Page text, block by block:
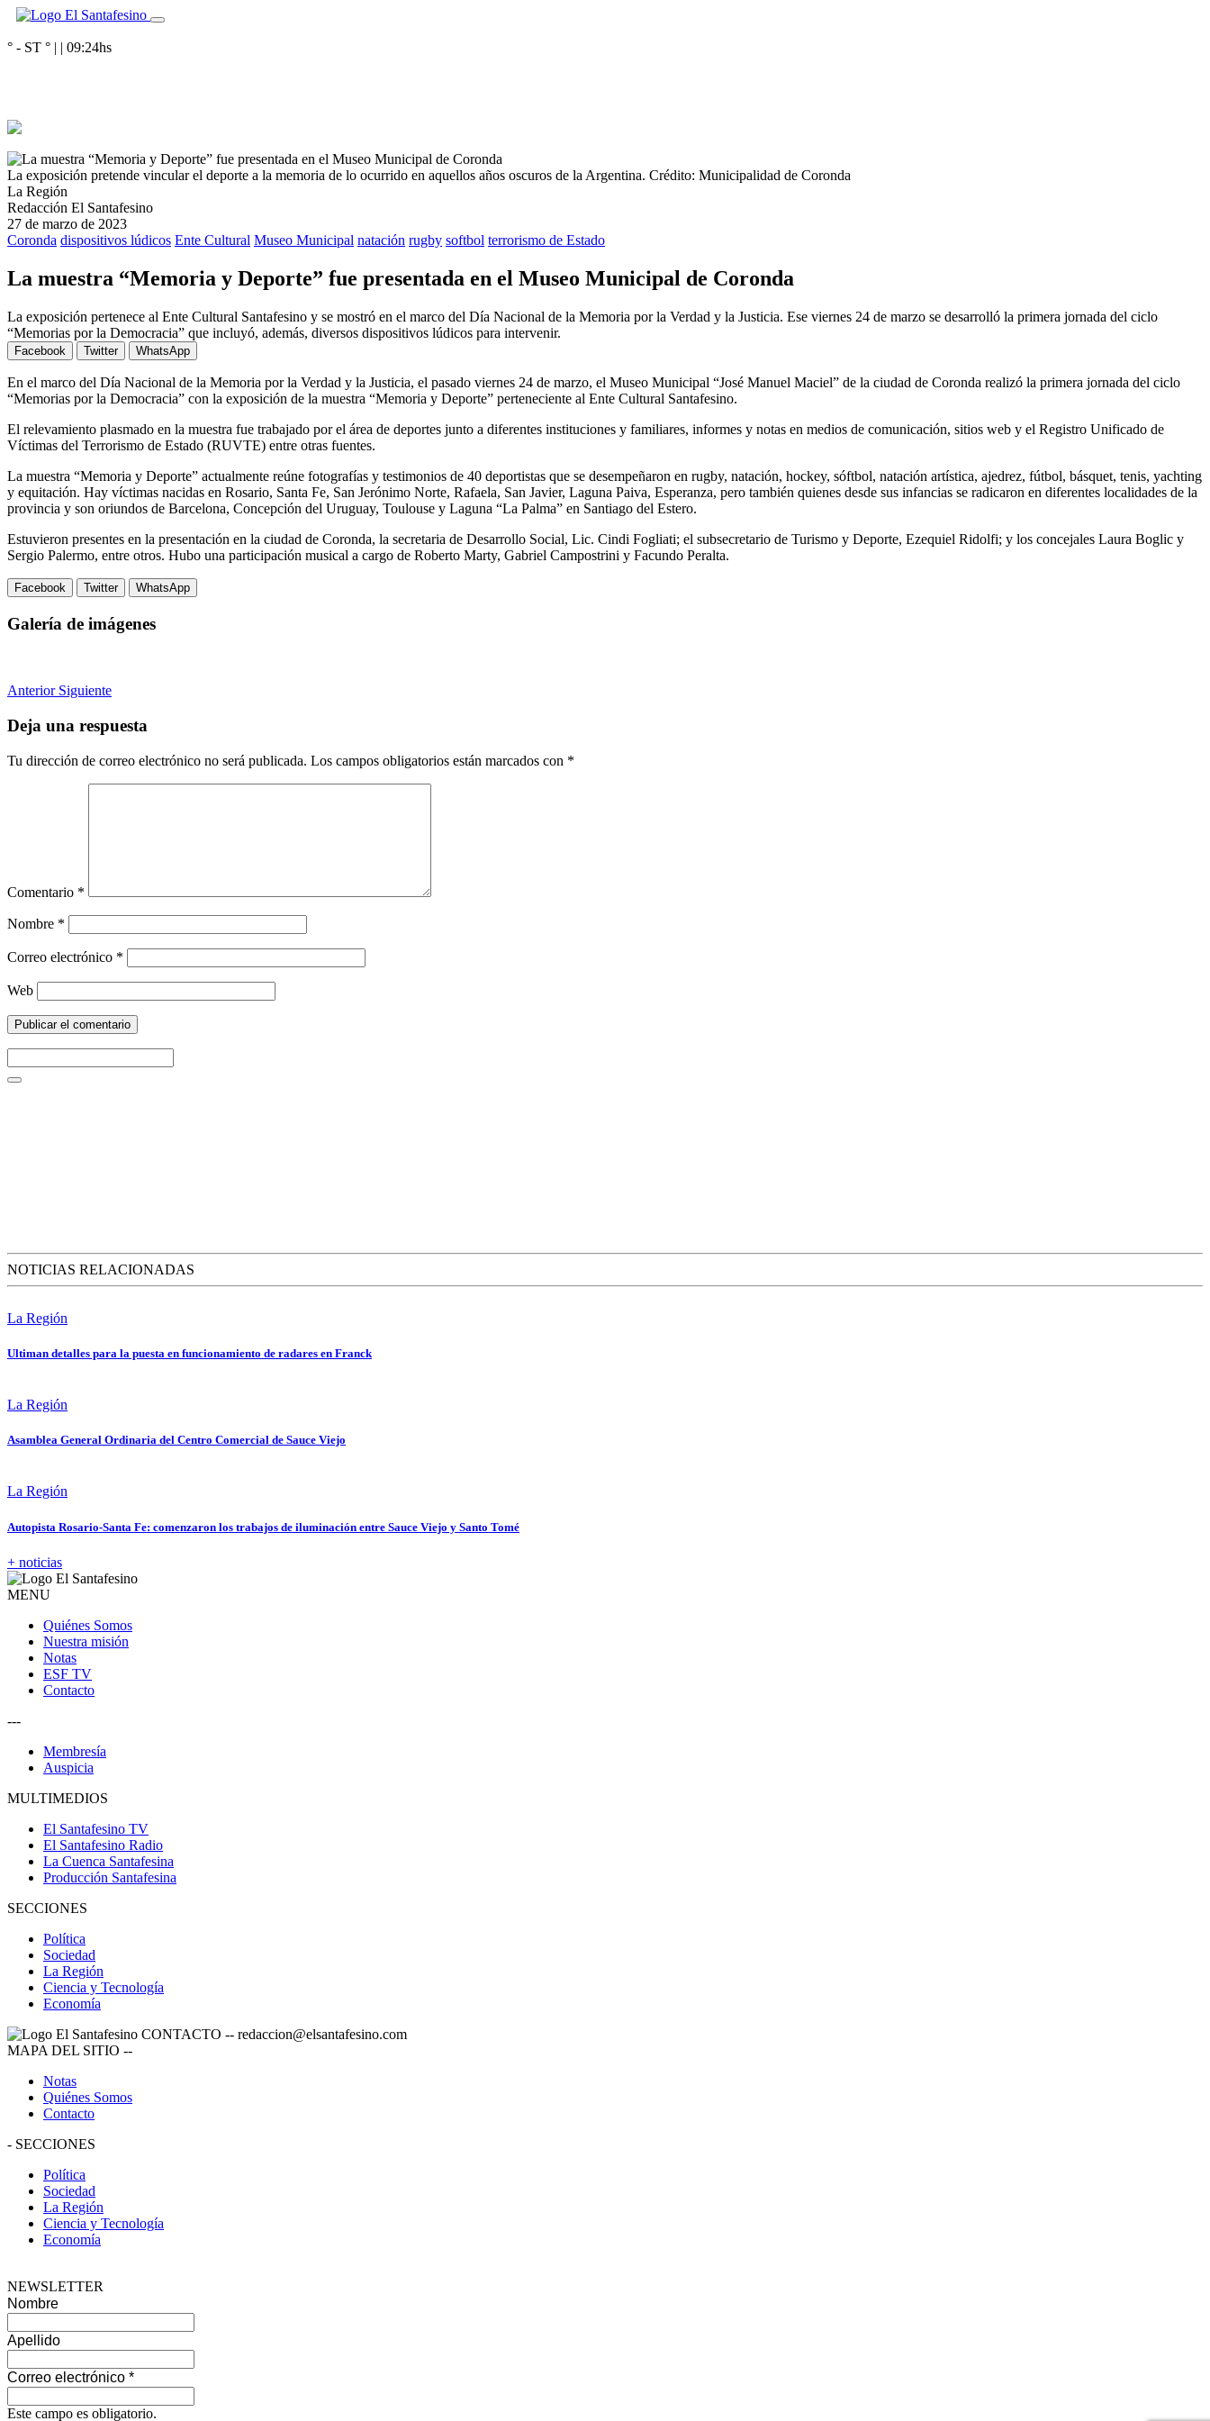
° - ST ° | | 09:24hs
La exposición pretende vincular el deporte a la memoria de lo ocurrido en aquellos años oscuros de la Argentina. Crédito: Municipalidad de Coronda
La Región
Redacción El Santafesino
27 de marzo de 2023
Coronda dispositivos lúdicos Ente Cultural Museo Municipal natación rugby softbol terrorismo de Estado
La muestra “Memoria y Deporte” fue presentada en el Museo Municipal de Coronda
La exposición pertenece al Ente Cultural Santafesino y se mostró en el marco del Día Nacional de la Memoria por la Verdad y la Justicia. Ese viernes 24 de marzo se desarrolló la primera jornada del ciclo
“Memorias por la Democracia” que incluyó, además, diversos dispositivos lúdicos para intervenir.
Facebook Twitter WhatsApp
En el marco del Día Nacional de la Memoria por la Verdad y la Justicia, el pasado viernes 24 de marzo, el Museo Municipal “José Manuel Maciel” de la ciudad de Coronda realizó la primera jornada del ciclo
“Memorias por la Democracia” con la exposición de la muestra “Memoria y Deporte” perteneciente al Ente Cultural Santafesino.
El relevamiento plasmado en la muestra fue trabajado por el área de deportes junto a diferentes instituciones y familiares, informes y notas en medios de comunicación, sitios web y el Registro Unificado de
Víctimas del Terrorismo de Estado (RUVTE) entre otras fuentes.
La muestra “Memoria y Deporte” actualmente reúne fotografías y testimonios de 40 deportistas que se desempeñaron en rugby, natación, hockey, sóftbol, natación artística, ajedrez, fútbol, básquet, tenis, yachting
y equitación. Hay víctimas nacidas en Rosario, Santa Fe, San Jerónimo Norte, Rafaela, San Javier, Laguna Paiva, Esperanza, pero también quienes desde sus infancias se radicaron en diferentes localidades de la
provincia y son oriundos de Barcelona, Concepción del Uruguay, Toulouse y Laguna “La Palma” en Santiago del Estero.
Estuvieron presentes en la presentación en la ciudad de Coronda, la secretaria de Desarrollo Social, Lic. Cindi Fogliati; el subsecretario de Turismo y Deporte, Ezequiel Ridolfi; y los concejales Laura Boglic y
Sergio Palermo, entre otros. Hubo una participación musical a cargo de Roberto Marty, Gabriel Campostrini y Facundo Peralta.
Facebook Twitter WhatsApp
Galería de imágenes
Anterior Siguiente
Deja una respuesta
Tu dirección de correo electrónico no será publicada. Los campos obligatorios están marcados con *
Comentario *
Nombre *
Correo electrónico *
Web
NOTICIAS RELACIONADAS
La Región
Ultiman detalles para la puesta en funcionamiento de radares en Franck
La Región
Asamblea General Ordinaria del Centro Comercial de Sauce Viejo
La Región
Autopista Rosario-Santa Fe: comenzaron los trabajos de iluminación entre Sauce Viejo y Santo Tomé
+ noticias
MENU
Quiénes Somos
Nuestra misión
Notas
ESF TV
Contacto
---
Membresía
Auspicia
MULTIMEDIOS
El Santafesino TV
El Santafesino Radio
La Cuenca Santafesina
Producción Santafesina
SECCIONES
Política
Sociedad
La Región
Ciencia y Tecnología
Economía
CONTACTO -- redaccion@elsantafesino.com
MAPA DEL SITIO --
Notas
Quiénes Somos
Contacto
- SECCIONES
Política
Sociedad
La Región
Ciencia y Tecnología
Economía
NEWSLETTER
Nombre
Apellido
Correo electrónico *
Este campo es obligatorio.